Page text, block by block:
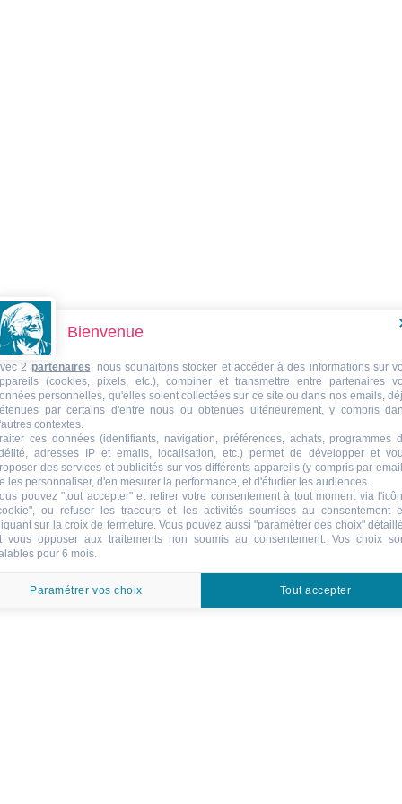
Bienvenue
2 partenaires, nous souhaitons stocker et accéder à des informations sur
(cookies, pixels, etc.), combiner et transmettre entre partenaires
personnelles, qu'elles soient collectées sur ce site ou dans nos emails,
par certains d'entre nous ou obtenues ultérieurement, y compris
contextes.
ces données (identifiants, navigation, préférences, achats, programmes
adresses IP et emails, localisation, etc.) permet de développer et
des services et publicités sur vos différents appareils (y compris par
les personnaliser, d'en mesurer la performance, et d'étudier les audiences.
pouvez "tout accepter" et retirer votre consentement à tout moment via
ou refuser les traceurs et les activités soumises au consentement
sur la croix de fermeture. Vous pouvez aussi "paramétrer des choix"
vous opposer aux traitements non soumis au consentement. Vos choix
pour 6 mois.
Paramétrer vos choix Tout accepter